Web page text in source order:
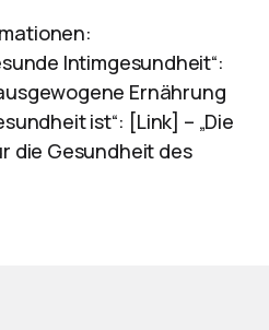
Intimgesundheit“:
Ernährung
ist“: [Link] – „Die
die Gesundheit des